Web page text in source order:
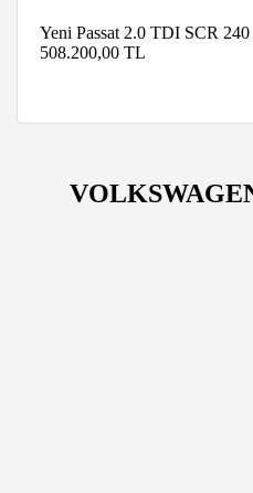
Yeni Passat 2.0 TDI SCR
508.200,00 TL